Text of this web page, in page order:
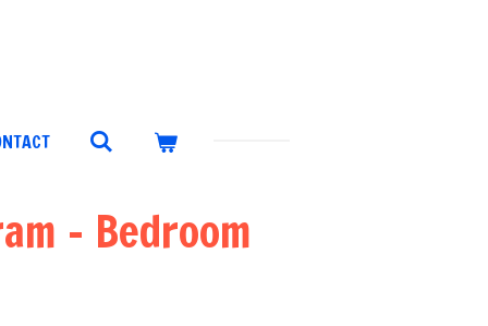
- Bedroom